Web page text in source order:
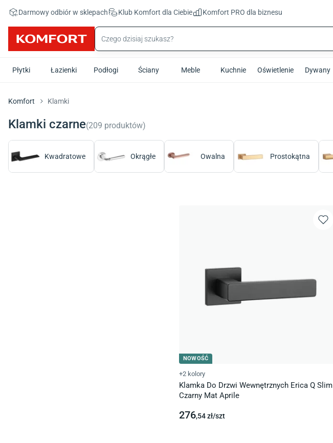
Darmowy odbiór w sklepach Klub Komfort dla Ciebie Komfort PRO dla biznesu
Płytki Łazienki Podłogi Ściany Meble Kuchnie Oświetlenie Dywany
Komfort Klamki
Klamki czarne(209 produktów)
Kwadratowe Okrągłe Owalna Prostokątna
NOWOŚĆ
+2 kolory
Klamka Do Drzwi Wewnętrznych Erica Q Slim
Czarny Mat Aprile
276,54zł/szt